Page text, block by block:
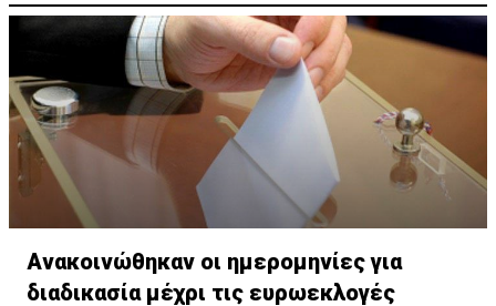
Ανακοινώθηκαν οι ημερομηνίες για
διαδικασία μέχρι τις ευρωεκλογές